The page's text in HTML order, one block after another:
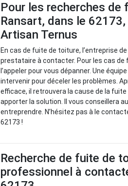
Pour les recherches de
Ransart, dans le
Artisan Ternus
En cas de fuite de toiture, l’entreprise
prestataire à contacter. Pour les cas de
l’appeler pour vous dépanner. Une
intervenir pour déceler les problèmes.
efficace, il retrouvera la cause de la
apporter la solution. Il vous conseillera
entreprendre. N’hésitez pas à le
62173 !
Recherche de fuite de
professionnel à